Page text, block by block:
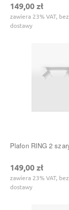
149,00 zł
zawiera 23% VAT,
dostawy
Plafon RING 2
149,00 zł
zawiera 23% VAT,
dostawy